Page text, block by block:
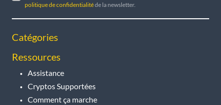
politique de confidentialitéde la newsletter.
Catégories
Ressources
Assistance
Cryptos Supportées
Comment ça marche